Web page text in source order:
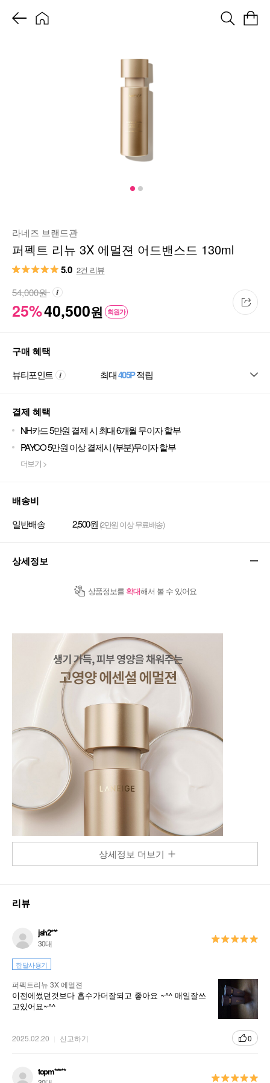
라네즈 브랜드관
퍼펙트 리뉴 3X 에멀젼 어드밴스드 130ml
5.0 2건 리뷰
25%40,500원 회원가
54,000원
구매 혜택
뷰티포인트 최대405P적립
결제 혜택
NH카드 5만원 결제 시 최대 6개월 무이자 할부
PAYCO 5만원 이상 결제시 (부분)무이자 할부
더보기 >
배송비
일반배송 2,500원 (2만원 이상 무료배송)
상세정보
상품정보를 확대해서 볼 수 있어요
상세정보 더보기
리뷰
jsh2***
30대
한달사용기
퍼펙트리뉴 3X 에멀젼
이전에썼던것보다 흡수가더잘되고 좋아요 ~^^ 매일잘쓰
고있어요~^^
2025.02.20 신고하기 0
topm*****